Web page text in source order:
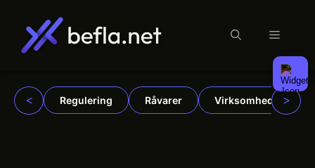
indhold
Menu
< Regulering Råvarer Virksomheder >